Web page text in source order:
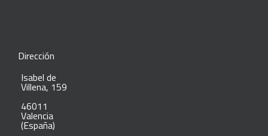
Dirección
Isabel de
Villena, 159
46011
Valencia
(España)